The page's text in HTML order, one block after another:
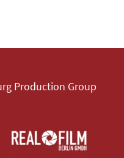
Production Group